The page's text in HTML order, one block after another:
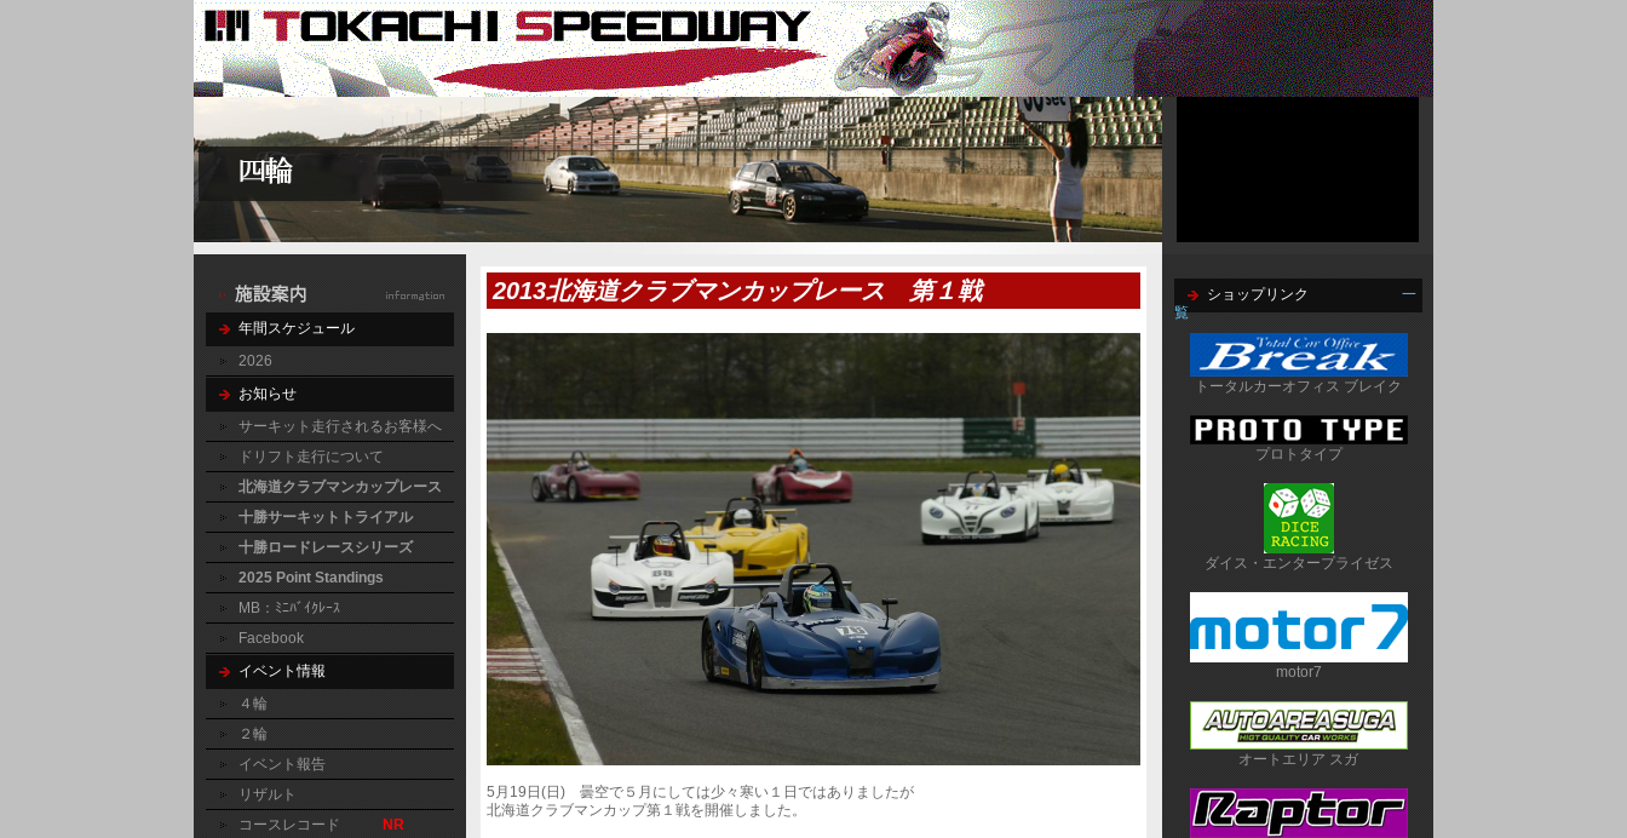
年間スケジュール
2026
お知らせ
サーキット走行されるお客様へ
ドリフト走行について
北海道クラブマンカップレース
十勝サーキットトライアル
十勝ロードレースシリーズ
2025 Point Standings
MB：ﾐﾆﾊﾞｲｸﾚｰｽ
Facebook
イベント情報
４輪
２輪
イベント報告
リザルト
コースレコード
NR
2013北海道クラブマンカップレース 第１戦
5月19日(日) 曇空で５月にしては少々寒い１日ではありましたが
北海道クラブマンカップ第１戦を開催しました。
ショップリンク
一
覧
トータルカーオフィス ブレイク
プロトタイプ
ダイス・エンタープライゼス
motor7
オートエリア スガ